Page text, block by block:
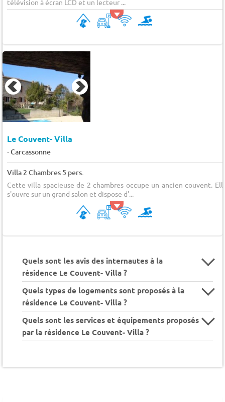
télévision à écran LCD et un lecteur ...
Le Couvent- Villa
-Carcassonne
Villa 2 Chambres 5 pers.
Cette villa spacieuse de 2 chambres occupe un ancien couvent.
s'ouvre sur un grand salon et dispose d'...
Quels sont les avis des internautes à la
résidence Le Couvent- Villa ?
Quels types de logements sont proposés à la
résidence Le Couvent- Villa ?
Quels sont les services et équipements proposés
par la résidence Le Couvent- Villa ?